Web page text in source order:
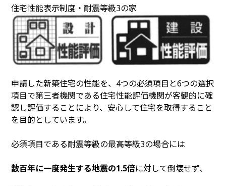
住宅性能表示制度・耐震等級3の家
申請した新築住宅の性能を、4つの必須項目と6つの選択
項目で第三者機関である住宅性能評価機関が客観的に確
認し評価することにより、安心して住宅を取得すること
を目的としています。
必須項目である耐震等級の最高等級3の場合には
数百年に一度発生する地震の1.5倍に対して倒壊せず、